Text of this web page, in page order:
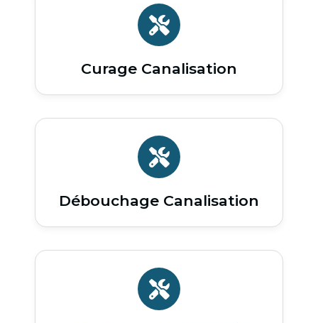
Curage Canalisation
Débouchage Canalisation